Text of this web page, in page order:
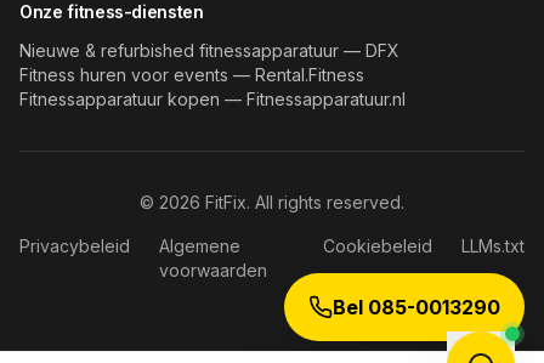
Onze fitness-diensten
Nieuwe & refurbished fitnessapparatuur — DFX
Fitness huren voor events — Rental.Fitness
Fitnessapparatuur kopen — Fitnessapparatuur.nl
© 2026 FitFix. All rights reserved.
Privacybeleid
Algemene
voorwaarden
Cookiebeleid LLMs.txt
Bel 085-0013290